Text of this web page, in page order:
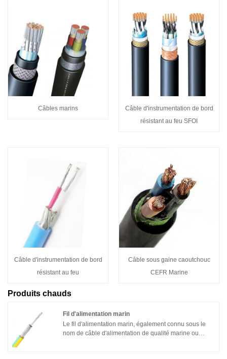
Câbles marins
Câble d'instrumentation de bord
résistant au feu SFOI
Câble d'instrumentation de bord
résistant au feu
Câble sous gaine caoutchouc
CEFR Marine
Produits chauds
Fil d'alimentation marin
Le fil d'alimentation marin, également connu sous le
nom de câble d'alimentation de qualité marine ou